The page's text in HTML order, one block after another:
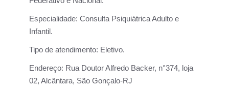
Especialidade: Consulta Psiquiátrica Adulto e
Infantil.
Tipo de atendimento: Eletivo.
Endereço: Rua Doutor Alfredo Backer, n°374, loja
02, Alcântara, São Gonçalo-RJ